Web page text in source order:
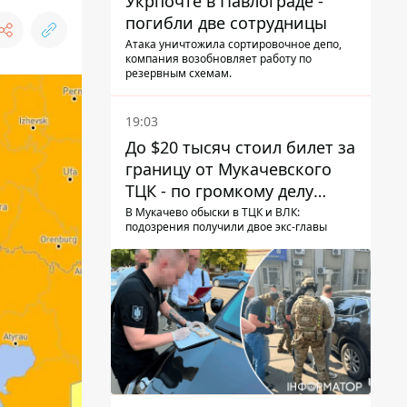
погибли две сотрудницы
Атака уничтожила сортировочное депо,
компания возобновляет работу по
резервным схемам.
19:03
До $20 тысяч стоил билет за
границу от Мукачевского
ТЦК - по громкому делу
первые подозрения
получили двое бывших
руководителей
В Мукачево обыски в ТЦК и ВЛК:
подозрения получили двое экс-главы